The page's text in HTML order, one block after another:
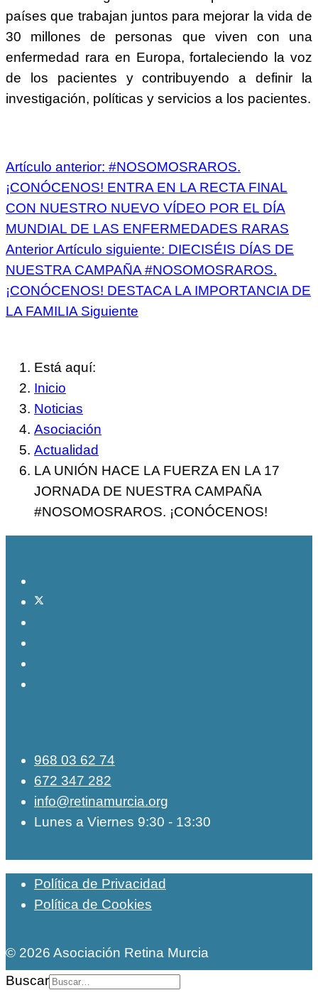
países que trabajan juntos para mejorar la vida de
30 millones de personas que viven con una
enfermedad rara en Europa, fortaleciendo la voz
de los pacientes y contribuyendo a definir la
investigación, políticas y servicios a los pacientes.
Artículo anterior: #NOSOMOSRAROS.
¡CONÓCENOS! ENTRA EN LA RECTA FINAL
CON NUESTRO NUEVO VÍDEO POR EL DÍA
MUNDIAL DE LAS ENFERMEDADES RARAS
AnteriorArtículo siguiente: DIECISÉIS DÍAS DE
NUESTRA CAMPAÑA #NOSOMOSRAROS.
¡CONÓCENOS! DESTACA LA IMPORTANCIA DE
LA FAMILIA Siguiente
Está aquí:
Inicio
Noticias
Asociación
Actualidad
LA UNIÓN HACE LA FUERZA EN LA 17
JORNADA DE NUESTRA CAMPAÑA
#NOSOMOSRAROS. ¡CONÓCENOS!
968 03 62 74
672 347 282
info@retinamurcia.org
Lunes a Viernes 9:30 - 13:30
Política de Privacidad
Política de Cookies
© 2026 Asociación Retina Murcia
Buscar